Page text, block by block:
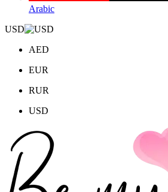
Arabic
USD
AED
EUR
RUR
USD